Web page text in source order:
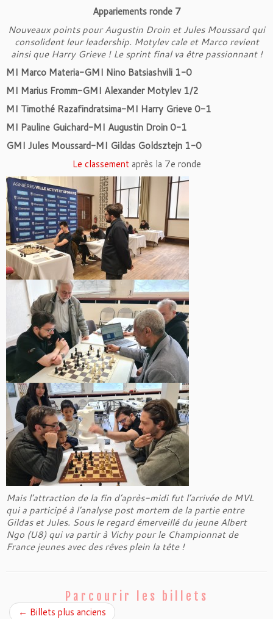
Appariements ronde 7
Nouveaux points pour Augustin Droin et Jules Moussard qui
consolident leur leadership. Motylev cale et Marco revient
ainsi que Harry Grieve ! Le sprint final va être passionnant !
MI Marco Materia-GMI Nino Batsiashvili 1-0
MI Marius Fromm-GMI Alexander Motylev 1/2
MI Timothé Razafindratsima-MI Harry Grieve 0-1
MI Pauline Guichard-MI Augustin Droin 0-1
GMI Jules Moussard-MI Gildas Goldsztejn 1-0
Le classementaprès la 7e ronde
Mais l’attraction de la fin d’après-midi fut l’arrivée de MVL
qui a participé à l’analyse post mortem de la partie entre
Gildas et Jules. Sous le regard émerveillé du jeune Albert
Ngo (U8) qui va partir à Vichy pour le Championnat de
France jeunes avec des rêves plein la tête !
Parcourir les billets
← Billets plus anciens